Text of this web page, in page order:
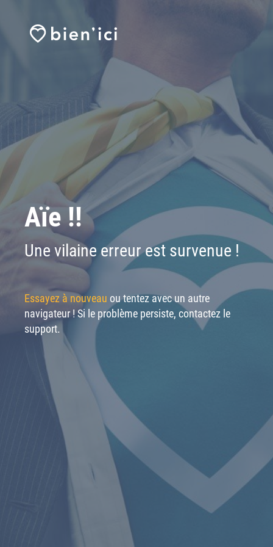
Aïe !!
Une vilaine erreur est survenue !
Essayez à nouveau ou tentez avec un autre
navigateur ! Si le problème persiste, contactez le
support.